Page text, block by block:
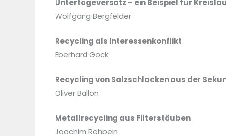
Untertageversatz – ein Beispiel für
Wolfgang Bergfelder
Recycling als Interessenkonflikt
Eberhard Gock
Recycling von Salzschlacken aus der
Oliver Ballon
Metallrecycling aus Filterstäuben
Joachim Rehbein